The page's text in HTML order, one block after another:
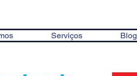
Serviços Blog